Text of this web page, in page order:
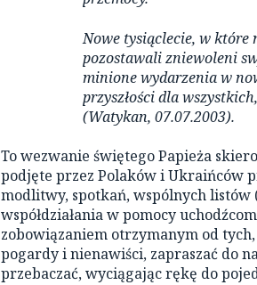
Nowe tysiąclecie, w które
pozostawali zniewoleni
minione wydarzenia w
przyszłości dla
(Watykan, 07.07.2003).
To wezwanie świętego Papieża
podjęte przez Polaków i Ukraińców
modlitwy, spotkań, wspólnych listów
współdziałania w pomocy
zobowiązaniem otrzymanym od
pogardy i nienawiści, zapraszać do
przebaczać, wyciągając rękę do